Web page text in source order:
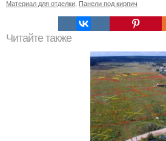
Материал для отделки Панели под кирпич
Читайте также